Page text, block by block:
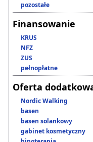
pozostałe
Finansowanie
KRUS
NFZ
ZUS
pełnopłatne
Oferta
Nordic Walking
basen
basen solankowy
gabinet kosmetyczny